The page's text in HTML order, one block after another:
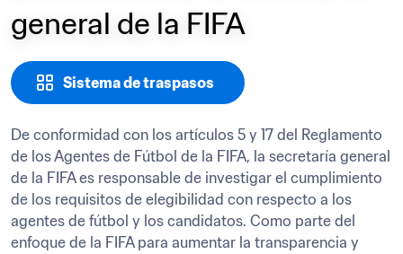
Sistema de traspasos
general de la FIFA
De conformidad con los artículos 5 y 17 del Reglamento
de los Agentes de Fútbol de la FIFA, la secretaría general
de la FIFA es responsable de investigar el cumplimiento
de los requisitos de elegibilidad con respecto a los
agentes de fútbol y los candidatos. Como parte del
enfoque de la FIFA para aumentar la transparencia y